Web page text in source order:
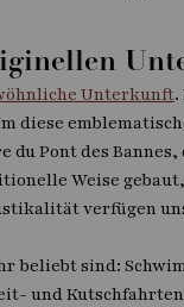
Unterkunft
diese
Pont des
Weise
verfügen
beliebt sind:
und